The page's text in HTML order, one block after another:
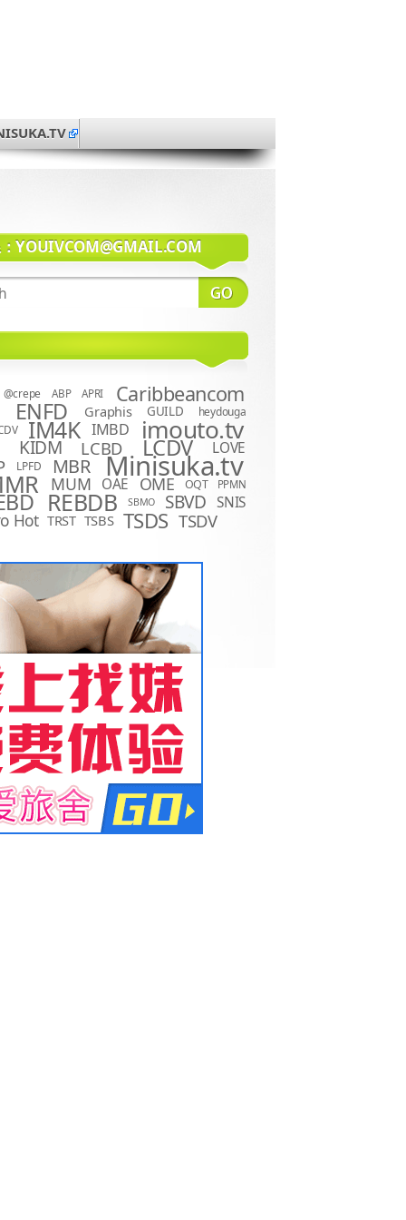
YOUIVCOM@GMAIL.COM
@crepe ABP APRI Caribbeancom
ENFD Graphis GUILD heydouga
IM4K IMBD imouto.tv
KIDM LCBD LCDV LOVE
LPFD MBR Minisuka.tv
MUM OAE OME OQT
PPMN
REBDB SBMO SBVD SNIS
Hot TRST TSBS TSDS TSDV